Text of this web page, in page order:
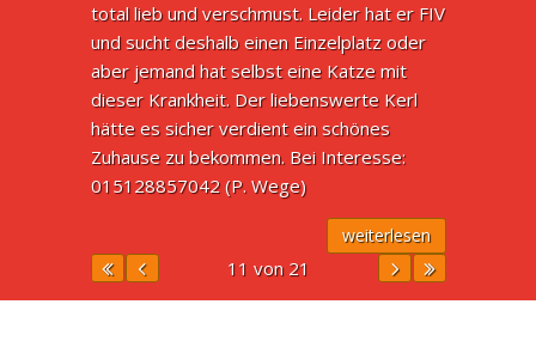
total lieb und verschmust. Leider hat er FIV
und sucht deshalb einen Einzelplatz oder
aber jemand hat selbst eine Katze mit
dieser Krankheit. Der liebenswerte Kerl
hätte es sicher verdient ein schönes
Zuhause zu bekommen. Bei Interesse:
015128857042 (P. Wege)
weiterlesen
11 von 21